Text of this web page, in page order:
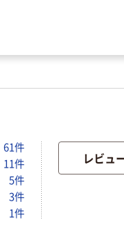
える着物
167cm 焦げ茶色系
使用 AAAJ0146Bzg
上品 つるつる 正絹リメ
物 DAAF7914op
りめん地 辻ヶ花 小紋
える着物
167cm 焦げ茶色系
使用 AAAJ0146Bzg
61件
11件
5件
3件
1件
レビュ